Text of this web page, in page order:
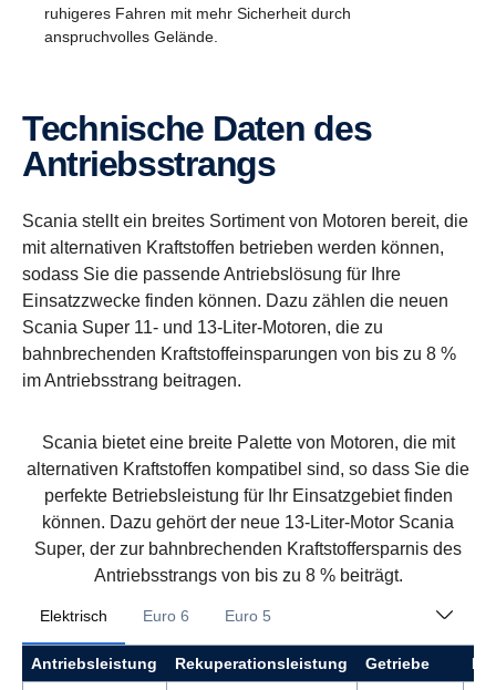
ruhigeres Fahren mit mehr Sicherheit durch
anspruchvolles Gelände.
Technische Daten des
Antrieb­sstrangs
Scania stellt ein breites Sortiment von Motoren bereit, die
mit alternativen Kraftstoffen betrieben werden können,
sodass Sie die passende Antriebslösung für Ihre
Einsatzzwecke finden können. Dazu zählen die neuen
Scania Super 11- und 13-Liter-Motoren, die zu
bahnbrechenden Kraftstoffeinsparungen von bis zu 8 %
im Antriebsstrang beitragen.
Scania bietet eine breite Palette von Motoren, die mit
alternativen Kraftstoffen kompatibel sind, so dass Sie die
perfekte Betriebsleistung für Ihr Einsatzgebiet finden
können. Dazu gehört der neue 13-Liter-Motor Scania
Super, der zur bahnbrechenden Kraftstoffersparnis des
Antriebsstrangs von bis zu 8 % beiträgt.
Elektrisch Euro 6 Euro 5
Antriebsleistung Rekuperationsleistung Getriebe